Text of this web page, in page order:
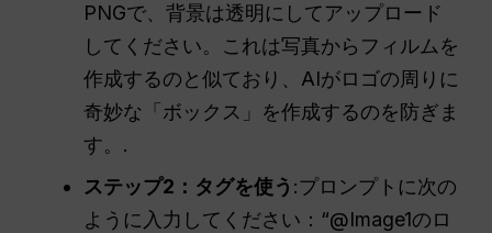
PNGで、背景は透明にしてアップロード
してください。これは写真からフィルムを
作成するのと似ており、AIがロゴの周りに
奇妙な「ボックス」を作成するのを防ぎま
す。.
ステップ2：タグを使う :プロンプトに次の
ように入力してください：“@Image1のロ